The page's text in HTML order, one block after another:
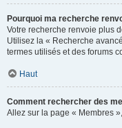
Pourquoi ma recherche
Votre recherche renvoie plus
Utilisez la « Recherche
termes utilisés et des forums
Haut
Comment rechercher des
Allez sur la page « Membres